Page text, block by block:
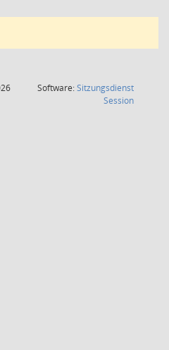
Software:Sitzungsdienst
Session(Wird in